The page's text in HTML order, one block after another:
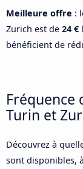
Meilleure offre :
Zurich est de 24 €
bénéficient de
Fréquence
Turin et
Découvrez à
sont disponibles,